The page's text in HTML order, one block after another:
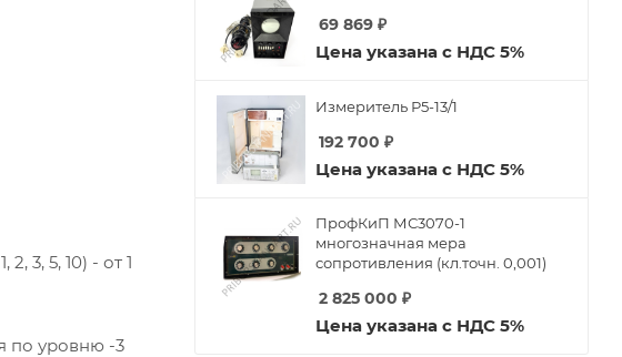
3, 5, 10) - от 1
по уровню -3
69 869 ₽
Цена указана с НДС 5%
Измеритель Р5-13/1
192 700 ₽
Цена указана с НДС 5%
ПрофКиП МС3070-1
многозначная мера
сопротивления (кл.точн. 0,001)
2 825 000 ₽
Цена указана с НДС 5%